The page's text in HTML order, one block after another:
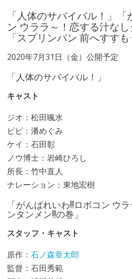
「人体のサバイバル！」
ン ウララ～！恋する汁なし
「スプリンパン 前へすすも
2020年7月31日（金）公開予定
「人体のサバイバル！」
キャスト
ジオ：松田颯水
ピピ：潘めぐみ
ケイ：石田彰
ノウ博士：岩崎ひろし
所長：竹中直人
ナレーション：東地宏樹
「がんばれいわ!!ロボコン ウ
ンタンメン!!の巻」
スタッフ・キャスト
原作： 石ノ森章太郎
監督：石田秀範